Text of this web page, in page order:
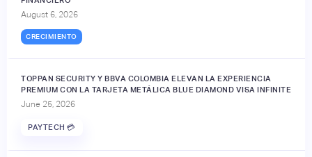
August 6, 2026
CRECIMIENTO
TOPPAN SECURITY Y BBVA COLOMBIA ELEVAN LA EXPERIENCIA
PREMIUM CON LA TARJETA METÁLICA BLUE DIAMOND VISA INFINITE
June 25, 2026
PAYTECH 💳